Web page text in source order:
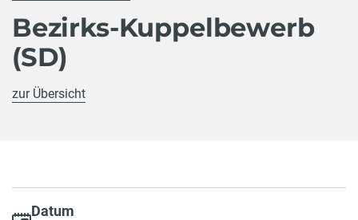
Bezirks-Kuppelbewerb
(SD)
zur Übersicht
Datum